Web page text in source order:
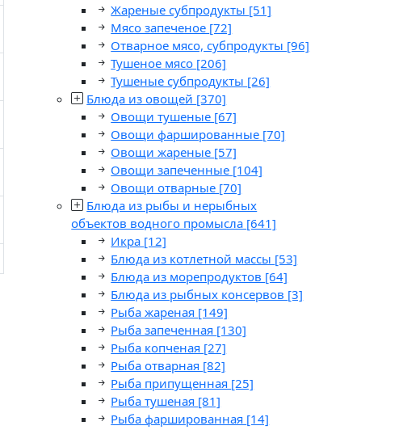
Жареные субпродукты [51]
Мясо запеченое [72]
Отварное мясо, субпродукты [96]
Тушеное мясо [206]
Тушеные субпродукты [26]
Блюда из овощей [370]
Овощи тушеные [67]
Овощи фаршированные [70]
Овощи жареные [57]
Овощи запеченные [104]
Овощи отварные [70]
Блюда из рыбы и нерыбных
объектов водного промысла [641]
Икра [12]
Блюда из котлетной массы [53]
Блюда из морепродуктов [64]
Блюда из рыбных консервов [3]
Рыба жареная [149]
Рыба запеченная [130]
Рыба копченая [27]
Рыба отварная [82]
Рыба припущенная [25]
Рыба тушеная [81]
Рыба фаршированная [14]